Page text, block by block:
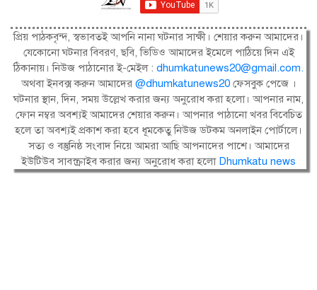
প্রিয় পাঠকবৃন্দ, স্বভাবতই আপনি নানা ঘটনার সাক্ষী। শেয়ার করুন আমাদের।
যেকোনো ঘটনার বিবরণ, ছবি, ভিডিও আমাদের ইমেলে পাঠিয়ে দিন এই
ঠিকানায়। নিউজ পাঠানোর ই-মেইল : dhumkatunews20@gmail.com.
অথবা ইনবক্স করুন আমাদের@dhumkatunews20 ফেসবুক পেজে ।
ঘটনার স্থান, দিন, সময় উল্লেখ করার জন্য অনুরোধ করা হলো। আপনার নাম,
ফোন নম্বর অবশ্যই আমাদের শেয়ার করুন। আপনার পাঠানো খবর বিবেচিত
হলে তা অবশ্যই প্রকাশ করা হবে ধূমকেতু নিউজ ডটকম অনলাইন পোর্টালে।
সত্য ও বস্তুনিষ্ঠ সংবাদ নিয়ে আমরা আছি আপনাদের পাশে। আমাদের
ইউটিউব সাবস্ক্রাইব করার জন্য অনুরোধ করা হলো Dhumkatu news